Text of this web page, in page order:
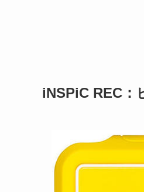
iNSPiC REC：